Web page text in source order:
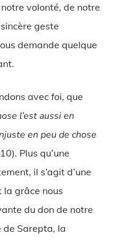
volonté, de notre
geste
demande quelque
avec foi, que
l’est aussi en
en peu de chose
Plus qu’une
il s’agit d’une
grâce nous
du don de notre
de Sarepta, la